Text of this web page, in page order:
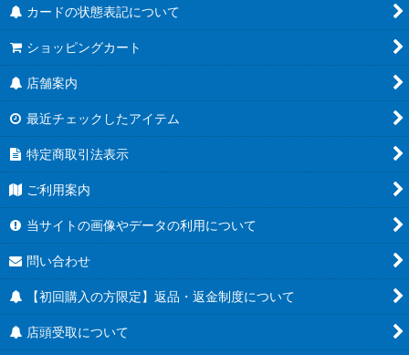
カードの状態表記について
ショッピングカート
店舗案内
最近チェックしたアイテム
特定商取引法表示
ご利用案内
当サイトの画像やデータの利用について
問い合わせ
【初回購入の方限定】返品・返金制度について
店頭受取について